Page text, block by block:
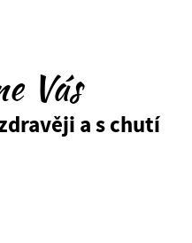
Vás
a s chutí